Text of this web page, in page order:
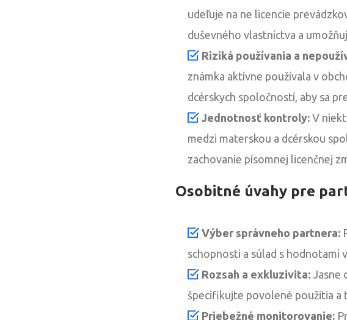
udeľuje na ne licencie
duševného vlastníctva a
Riziká používania a
známka aktívne používala v
dcérskych spoločností, aby sa
Jednotnosť kontroly: V
medzi materskou a dcérskou
zachovanie písomnej licenčnej
Osobitné úvahy pre
Výber správneho partnera:
schopnosti a súlad s hodnotami
Rozsah a exkluzivita: Jasne
špecifikujte povolené použitia a
Priebežné monitorovanie: